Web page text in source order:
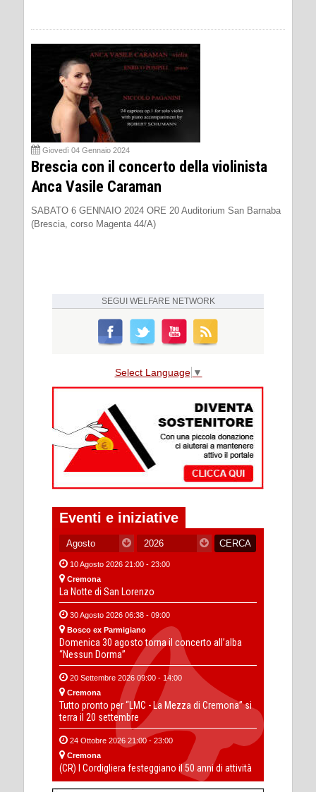
Giovedì 04 Gennaio 2024
Brescia con il concerto della violinista
Anca Vasile Caraman
SABATO 6 GENNAIO 2024 ORE 20 Auditorium San Barnaba
(Brescia, corso Magenta 44/A)
SEGUI WELFARE NETWORK
Select Language ▼
Eventi e iniziative
10 Agosto 2026 21:00 - 23:00
Cremona
La Notte di San Lorenzo
30 Agosto 2026 06:38 - 09:00
Bosco ex Parmigiano
Domenica 30 agosto torna il concerto all’alba
“Nessun Dorma”
20 Settembre 2026 09:00 - 14:00
Cremona
Tutto pronto per “LMC - La Mezza di Cremona” si
terra il 20 settembre
24 Ottobre 2026 21:00 - 23:00
Cremona
(CR) I Cordigliera festeggiano il 50 anni di attività